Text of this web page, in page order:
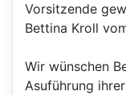
Vorsitzende
Bettina Kroll
Wir wünschen
Asuführung